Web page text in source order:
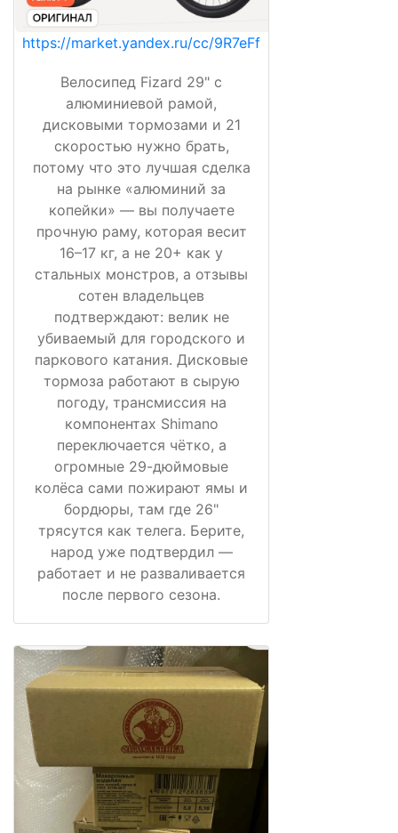
https://market.yandex.ru/cc/9R7eFf
Велосипед Fizard 29" с
алюминиевой рамой,
дисковыми тормозами и 21
скоростью нужно брать,
потому что это лучшая сделка
на рынке «алюминий за
копейки» — вы получаете
прочную раму, которая весит
16–17 кг, а не 20+ как у
стальных монстров, а отзывы
сотен владельцев
подтверждают: велик не
убиваемый для городского и
паркового катания. Дисковые
тормоза работают в сырую
погоду, трансмиссия на
компонентах Shimano
переключается чётко, а
огромные 29-дюймовые
колёса сами пожирают ямы и
бордюры, там где 26"
трясутся как телега. Берите,
народ уже подтвердил —
работает и не разваливается
после первого сезона.